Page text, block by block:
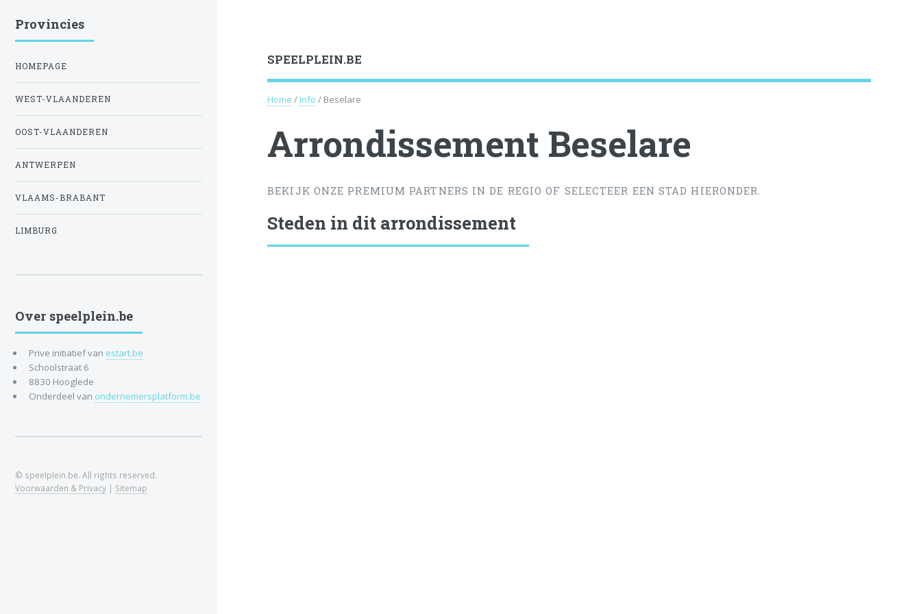
SPEELPLEIN.BE
Home / Info / Beselare
Arrondissement Beselare
BEKIJK ONZE PREMIUM PARTNERS IN DE REGIO OF SELECTEER EEN STAD HIERONDER.
Steden in dit arrondissement
Provincies
HOMEPAGE
WEST-VLAANDEREN
OOST-VLAANDEREN
ANTWERPEN
VLAAMS-BRABANT
LIMBURG
Over speelplein.be
Prive initiatief van estart.be
Schoolstraat 6
8830 Hooglede
Onderdeel van ondernemersplatform.be
© speelplein.be. All rights reserved.
Voorwaarden & Privacy | Sitemap